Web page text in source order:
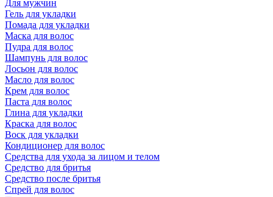
Для мужчин
Гель для укладки
Помада для укладки
Маска для волос
Пудра для волос
Шампунь для волос
Лосьон для волос
Масло для волос
Крем для волос
Паста для волос
Глина для укладки
Краска для волос
Воск для укладки
Кондиционер для волос
Средства для ухода за лицом и телом
Средство для бритья
Средство после бритья
Спрей для волос